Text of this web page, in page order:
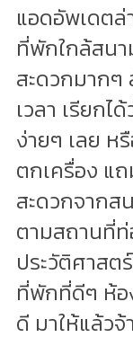
แอดอัพเดตล่
ที่พักใกล้สน
สะดวกมากๆ
เวลา เรียกไ
ง่ายๆ เลย ห
ตกเครื่อง แ
สะดวกจากส
ตามสถานที่ท่
ประวัติศาสต
ที่พักที่ดีๆ ห้อ
ดี มาให้แล้ว